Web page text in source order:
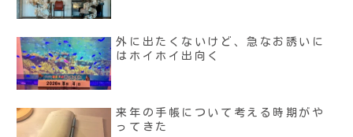
外に出たくないけど、急なお誘いに
はホイホイ出向く
来年の手帳について考える時期がや
ってきた